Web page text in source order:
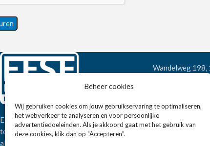
Beheer cookies
Wij gebruiken cookies om jouw gebruikservaring te optimaliseren,
het webverkeer te analyseren en voor persoonlijke
advertentiedoeleinden. Als je akkoord gaat met het gebruik van
deze cookies, klik dan op "Accepteren".
Eissens FSE is een horeca
totaalleverancier. U vindt bij ons niet
alleen inspiratie maar ook een breed
Wandelweg